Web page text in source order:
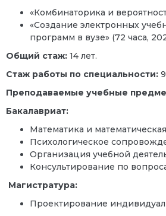
«Комбинаторика и
«Создание электронных
программ в вузе» (72 часа,
Общий стаж:14 лет.
Стаж работы по специальности:9
Преподаваемые учебные
Бакалавриат:
Математика и математическая
Психологическое
Организация учебной
Консультирование по
Магистратура:
Проектирование